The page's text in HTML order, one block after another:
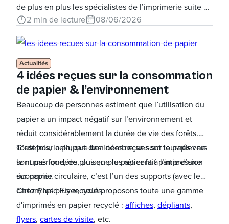
salariés des dons préfinancés à distribuer à une
association de leur choix parmi une sélection de 6
projets.
de plus en plus les spécialistes de l’imprimerie suite à
la fermeture de l’entreprise Arjowiggins. Il se trouve
que l’usine de production de papier était la seule à
créer un papier 100% recyclé en Europe, le fameux
papier Cyclus.
2 min de lecture 08/06/2026
Actualités
4 idées reçues sur la consommation
de papier & l’environnement
Beaucoup de personnes estiment que l’utilisation du
papier a un impact négatif sur l’environnement et
réduit considérablement la durée de vie des forêts.
C’est pour cela, que bon nombre se sont tournés vers
le numérique, de plus en plus réticent à l’impression
sur papier.
Toutefois, la plupart des idées reçues sur le papier ne
sont pas fondées, puisque le papier fait partie d’une
économie circulaire, c’est l’un des supports (avec le
carton) les plus recyclés.
Chez Rapid Flyer, nous proposons toute une gamme
d'imprimés en papier recyclé : affiches, dépliants,
flyers, cartes de visite, etc.